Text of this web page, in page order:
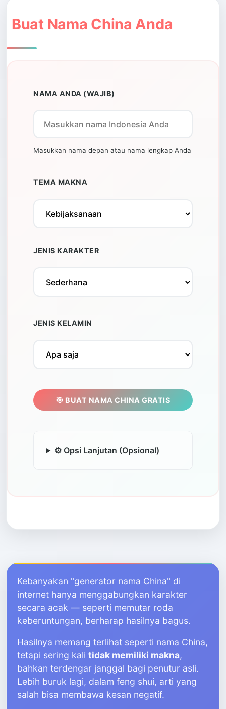
Buat Nama China Anda
NAMA ANDA (WAJIB)
Masukkan nama depan atau nama lengkap Anda
TEMA MAKNA
JENIS KARAKTER
JENIS KELAMIN
🎯 BUAT NAMA CHINA GRATIS
⚙️ Opsi Lanjutan (Opsional)
Kebanyakan "generator nama China" di
internet hanya menggabungkan karakter
secara acak — seperti memutar roda
keberuntungan, berharap hasilnya bagus.
Hasilnya memang terlihat seperti nama China,
tetapi sering kali tidak memiliki makna,
bahkan terdengar janggal bagi penutur asli.
Lebih buruk lagi, dalam feng shui, arti yang
salah bisa membawa kesan negatif.